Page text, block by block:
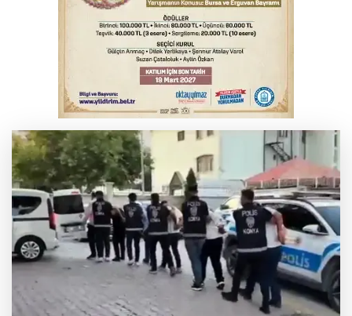
Serbest piyasada döviz fiyatları
Otomobil kanala uçtu: 2 yaralı